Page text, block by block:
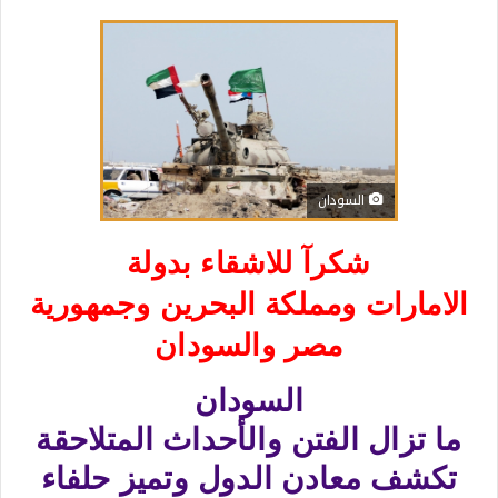
السودان
شكرآ للاشقاء بدولة
الامارات ومملكة البحرين وجمهورية
مصر والسودان
السودان
ما تزال الفتن والأحداث المتلاحقة
تكشف معادن الدول وتميز حلفاء